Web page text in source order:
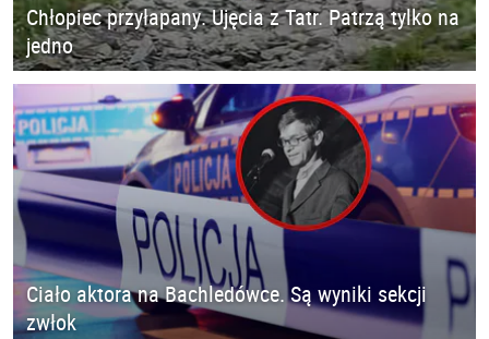
Chłopiec przyłapany. Ujęcia z Tatr. Patrzą tylko na
jedno
Ciało aktora na Bachledówce. Są wyniki sekcji
zwłok